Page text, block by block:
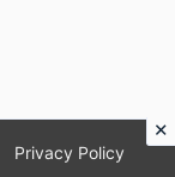
Privacy Policy